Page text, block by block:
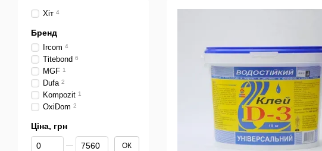
Хіт 4
Бренд
Ircom 4
Titebond 6
MGF 1
Dufa 2
Kompozit 1
OxiDom 2
Ціна, грн
Від Ціна, грн
До Ціна, грн ОК